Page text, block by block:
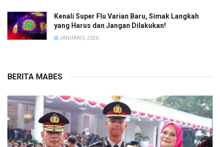
Kenali Super Flu Varian Baru, Simak Langkah
yang Harus dan Jangan Dilakukan!
JANUARI 5, 2026
BERITA MABES